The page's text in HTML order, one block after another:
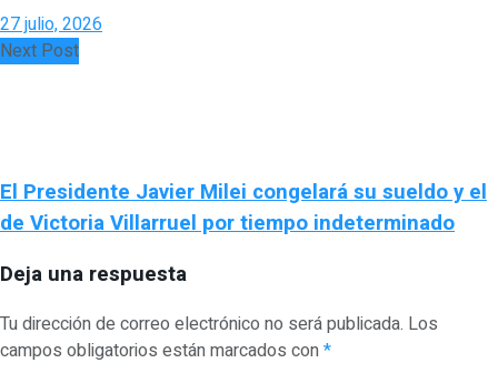
27 julio, 2026
Next Post
El Presidente Javier Milei congelará su sueldo y el
de Victoria Villarruel por tiempo indeterminado
Deja una respuesta
Tu dirección de correo electrónico no será publicada. Los
campos obligatorios están marcados con*